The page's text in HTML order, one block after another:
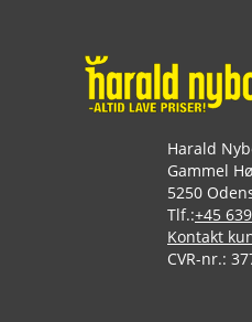
Harald
Gammel
5250
Tlf.:+45
Kontakt
CVR-nr.: